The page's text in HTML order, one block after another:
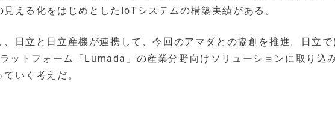
える化をはじめとしたIoTシステムの構築実績がある。
日立と日立産機が連携して、今回のアマダとの協創を推進。日立で
ットフォーム「Lumada」の産業分野向けソリューションに取り込
いく考えだ。